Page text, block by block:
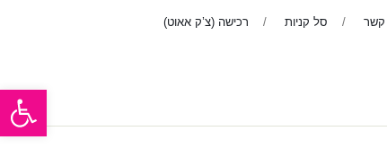
רכישה (צ’ק אאוט) סל קניות קשר
פתח